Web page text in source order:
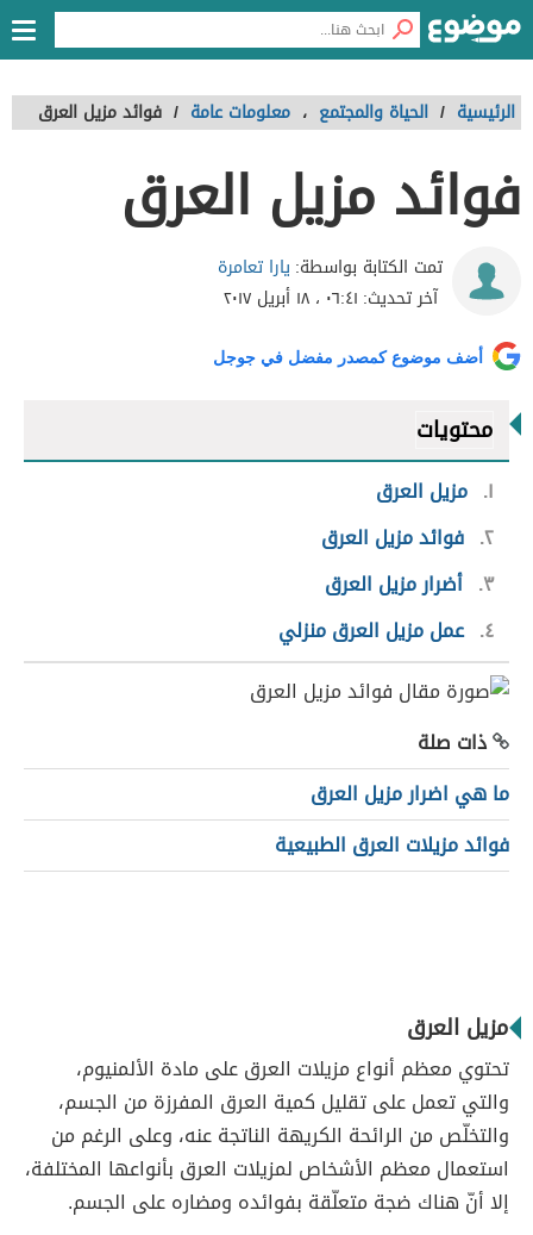
الرئيسية / الحياة والمجتمع ، معلومات عامة / فوائد مزيل العرق
فوائد مزيل العرق
تمت الكتابة بواسطة: يارا تعامرة
آخر تحديث: ٠٦:٤١ ، ١٨ أبريل ٢٠١٧
أضف موضوع كمصدر مفضل في جوجل
محتويات
١ مزيل العرق
٢ فوائد مزيل العرق
٣ أضرار مزيل العرق
٤ عمل مزيل العرق منزلي
ذات صلة
ما هي اضرار مزيل العرق
فوائد مزيلات العرق الطبيعية
مزيل العرق
تحتوي معظم أنواع مزيلات العرق على مادة الألمنيوم،
والتي تعمل على تقليل كمية العرق المفرزة من الجسم،
والتخلّص من الرائحة الكريهة الناتجة عنه، وعلى الرغم من
استعمال معظم الأشخاص لمزيلات العرق بأنواعها المختلفة،
إلا أنّ هناك ضجة متعلّقة بفوائده ومضاره على الجسم.